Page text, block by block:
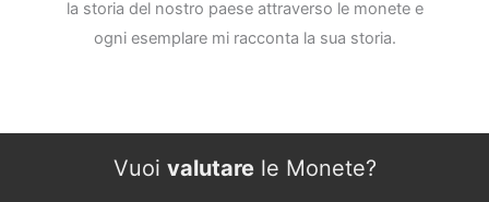
la storia del nostro paese attraverso le monete e
ogni esemplare mi racconta la sua storia.
Vuoi valutarele Monete?